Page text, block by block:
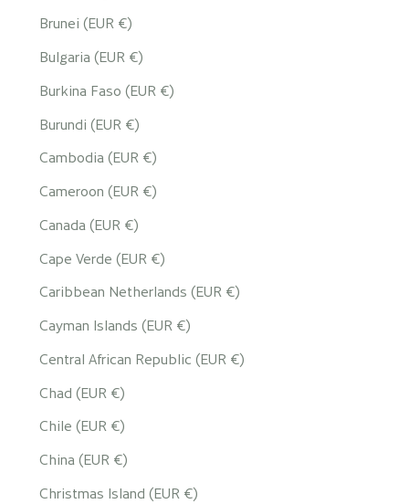
Brunei (EUR €)
Bulgaria (EUR €)
Burkina Faso (EUR €)
Burundi (EUR €)
Cambodia (EUR €)
Cameroon (EUR €)
Canada (EUR €)
Cape Verde (EUR €)
Caribbean Netherlands (EUR €)
Cayman Islands (EUR €)
Central African Republic (EUR €)
Chad (EUR €)
Chile (EUR €)
China (EUR €)
Christmas Island (EUR €)